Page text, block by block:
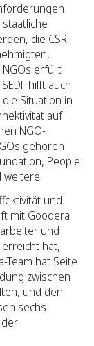
die CSR-
erfüllt
hilft auch
Situation in
auf
NGO-
gehören
People
weitere.
und
mit Goodera
und
hat,
Team hat Seite
zwischen
und den
sechs